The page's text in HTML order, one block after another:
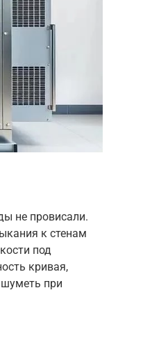
не провисали.
к стенам
под
кривая,
шуметь при